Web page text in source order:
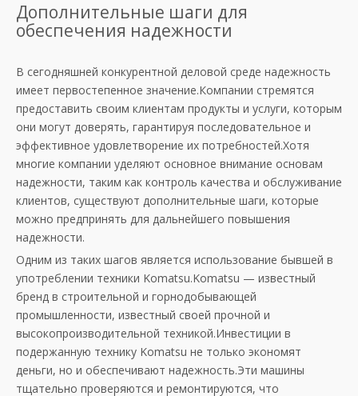
Дополнительные шаги для
обеспечения надежности
В сегодняшней конкурентной деловой среде надежность
имеет первостепенное значение.Компании стремятся
предоставить своим клиентам продукты и услуги, которым
они могут доверять, гарантируя последовательное и
эффективное удовлетворение их потребностей.Хотя
многие компании уделяют основное внимание основам
надежности, таким как контроль качества и обслуживание
клиентов, существуют дополнительные шаги, которые
можно предпринять для дальнейшего повышения
надежности.
Одним из таких шагов является использование бывшей в
употреблении техники Komatsu.Komatsu — известный
бренд в строительной и горнодобывающей
промышленности, известный своей прочной и
высокопроизводительной техникой.Инвестиции в
подержанную технику Komatsu не только экономят
деньги, но и обеспечивают надежность.Эти машины
тщательно проверяются и ремонтируются, что